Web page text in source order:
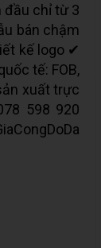
đầu chỉ từ 3
bán chậm
kế logo ✔
tế: FOB,
xuất trực
598 920